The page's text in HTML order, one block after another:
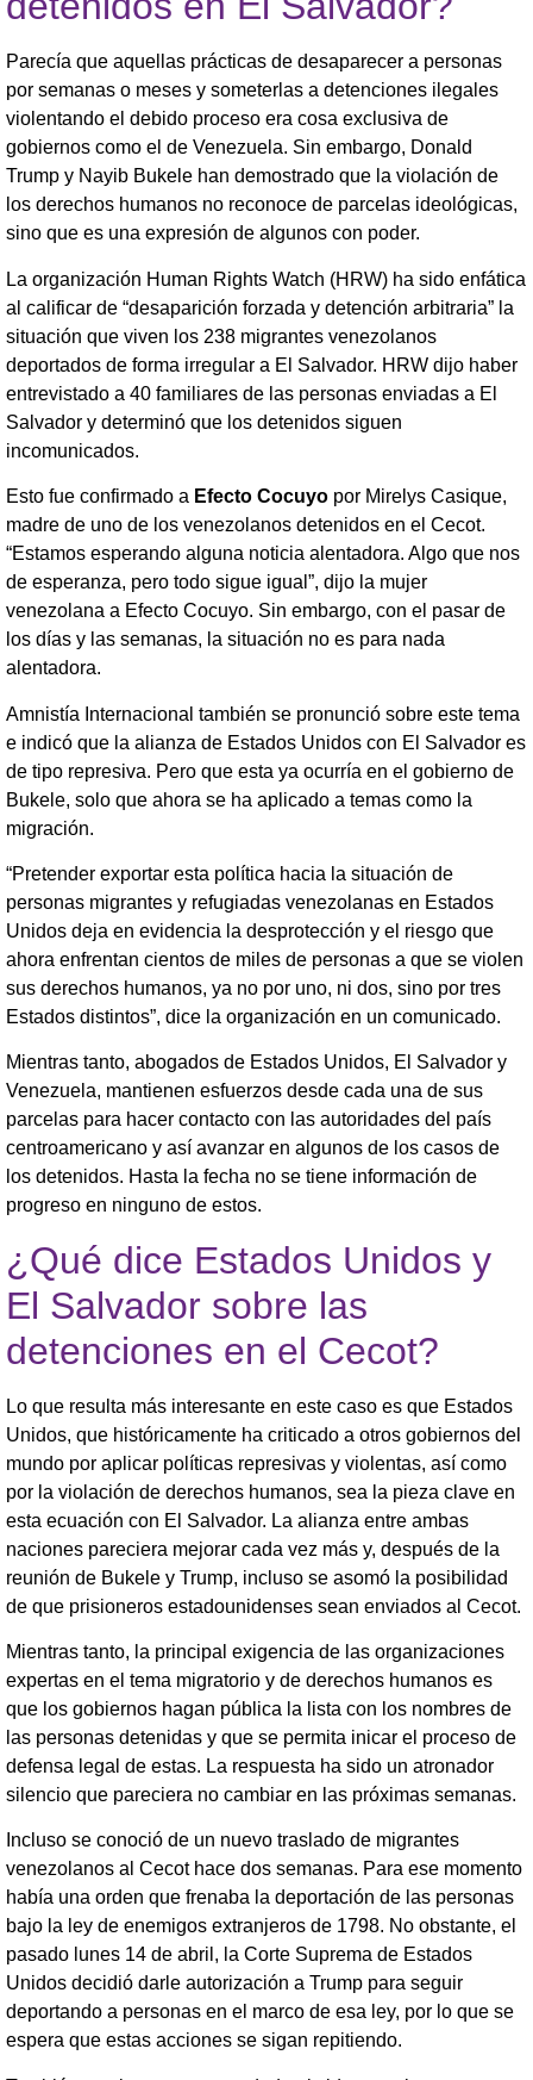
Parecía que aquellas prácticas de desaparecer a personas
por semanas o meses y someterlas a detenciones ilegales
violentando el debido proceso era cosa exclusiva de
gobiernos como el de Venezuela. Sin embargo, Donald
Trump y Nayib Bukele han demostrado que la violación de
los derechos humanos no reconoce de parcelas ideológicas,
sino que es una expresión de algunos con poder.
La organización Human Rights Watch (HRW) ha sido enfática
al calificar de “desaparición forzada y detención arbitraria” la
situación que viven los 238 migrantes venezolanos
deportados de forma irregular a El Salvador. HRW dijo haber
entrevistado a 40 familiares de las personas enviadas a El
Salvador y determinó que los detenidos siguen
incomunicados.
Esto fue confirmado a Efecto Cocuyo por Mirelys Casique,
madre de uno de los venezolanos detenidos en el Cecot.
“Estamos esperando alguna noticia alentadora. Algo que nos
de esperanza, pero todo sigue igual”, dijo la mujer
venezolana a Efecto Cocuyo. Sin embargo, con el pasar de
los días y las semanas, la situación no es para nada
alentadora.
Amnistía Internacional también se pronunció sobre este tema
e indicó que la alianza de Estados Unidos con El Salvador es
de tipo represiva. Pero que esta ya ocurría en el gobierno de
Bukele, solo que ahora se ha aplicado a temas como la
migración.
“Pretender exportar esta política hacia la situación de
personas migrantes y refugiadas venezolanas en Estados
Unidos deja en evidencia la desprotección y el riesgo que
ahora enfrentan cientos de miles de personas a que se violen
sus derechos humanos, ya no por uno, ni dos, sino por tres
Estados distintos”, dice la organización en un comunicado.
Mientras tanto, abogados de Estados Unidos, El Salvador y
Venezuela, mantienen esfuerzos desde cada una de sus
parcelas para hacer contacto con las autoridades del país
centroamericano y así avanzar en algunos de los casos de
los detenidos. Hasta la fecha no se tiene información de
progreso en ninguno de estos.
¿Qué dice Estados Unidos y
El Salvador sobre las
detenciones en el Cecot?
Lo que resulta más interesante en este caso es que Estados
Unidos, que históricamente ha criticado a otros gobiernos del
mundo por aplicar políticas represivas y violentas, así como
por la violación de derechos humanos, sea la pieza clave en
esta ecuación con El Salvador. La alianza entre ambas
naciones pareciera mejorar cada vez más y, después de la
reunión de Bukele y Trump, incluso se asomó la posibilidad
de que prisioneros estadounidenses sean enviados al Cecot.
Mientras tanto, la principal exigencia de las organizaciones
expertas en el tema migratorio y de derechos humanos es
que los gobiernos hagan pública la lista con los nombres de
las personas detenidas y que se permita inicar el proceso de
defensa legal de estas. La respuesta ha sido un atronador
silencio que pareciera no cambiar en las próximas semanas.
Incluso se conoció de un nuevo traslado de migrantes
venezolanos al Cecot hace dos semanas. Para ese momento
había una orden que frenaba la deportación de las personas
bajo la ley de enemigos extranjeros de 1798. No obstante, el
pasado lunes 14 de abril, la Corte Suprema de Estados
Unidos decidió darle autorización a Trump para seguir
deportando a personas en el marco de esa ley, por lo que se
espera que estas acciones se sigan repitiendo.